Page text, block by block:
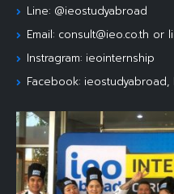
Line: @ieostudyabroad
Email: consult@ieo.co.th or
Instragram: ieointernship
Facebook: ieostudyabroad,